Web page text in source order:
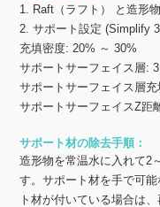
1. Raft（ラフト） と造形
2. サポート設定 (Simplify
充填密度: 20% ～ 30%
サポートサーフェイス層:
サポートサーフェイス層充
サポートサーフェイスZ距
サポート材の除去手順：
造形物を常温水に入れて2
す。サポート材を手で可
ト材が付いている場合は